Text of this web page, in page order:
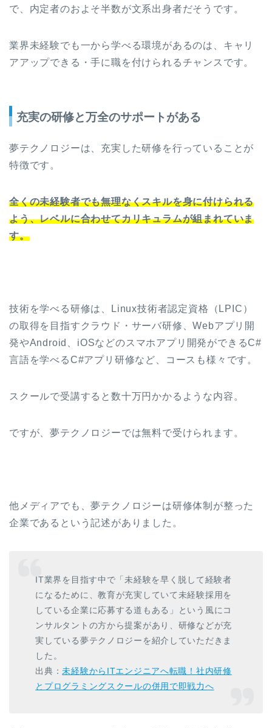
で、内定者のおよそ半数が文系出身者だそうです。
業界未経験でも一から学べる環境があるのは、キャリ
アアップできる・手に職を付けられるチャンスです。
充実の研修と万全のサポートがある
夢テクノロジーは、充実した研修を行っていることが
特徴です。
全くの未経験者でも無理なくスキルを身に付けられる
よう、レベルに合わせてカリキュラムが組まれていま
す。
技術を学べる研修は、Linux技術者認定資格（LPIC）
の取得を目指すクラウド・サーバ研修、Webアプリ開
発やAndroid、iOSなどのスマホアプリ開発ができるC#
言語を学べるC#アプリ研修など、コースも様々です。
スクールで受講すると数十万円かかるような内容。
ですが、夢テクノロジーでは無料で受けられます。
他メディアでも、夢テクノロジーは研修体制が整った
企業であるという記述がありました。
IT業界を目指す中で「未経験を早く脱して経験者
になるために、教育が充実していて未経験採用を
している企業に応募する道もある」という風にコ
ンサルタントの方から提案があり、研修などが充
実している夢テクノロジーを紹介していただきま
した。
出典：​​未経験からITエンジニアへ転職！社内研修
とプログラミングスクールの併用で即戦力へ